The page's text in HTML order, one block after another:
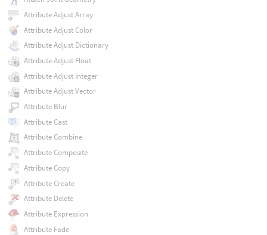
Attribute Adjust Array
Attribute Adjust Color
Attribute Adjust Dictionary
Attribute Adjust Float
Attribute Adjust Integer
Attribute Adjust Vector
Attribute Blur
Attribute Cast
Attribute Combine
Attribute Composite
Attribute Copy
Attribute Create
Attribute Delete
Attribute Expression
Attribute Fade